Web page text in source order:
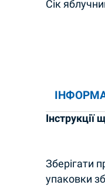
Сік
Інструкції
Зберігати
упаковки